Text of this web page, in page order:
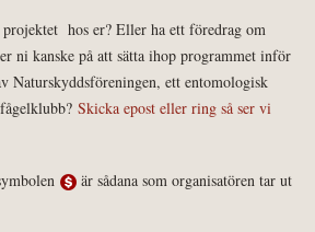
hos er? Eller ha ett föredrag om
ni kanske på att sätta ihop programmet inför
Naturskyddsföreningen, ett entomologisk
Skicka epost eller ring så ser vi
är sådana som organisatören tar ut